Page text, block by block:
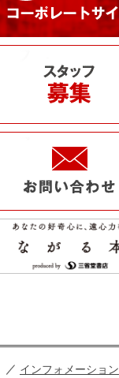
インフォメーション